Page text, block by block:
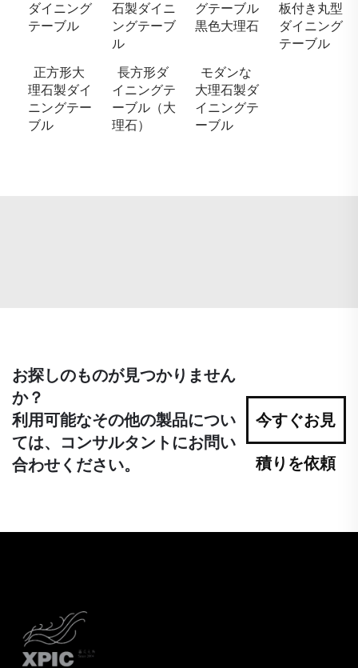
ダイニング
テーブル
石製ダイニ
ングテーブ
ル
グテーブル
黒色大理石
板付き丸型
ダイニング
テーブル
正方形大
理石製ダイ
ニングテー
ブル
長方形ダ
イニングテ
ーブル（大
理石）
モダンな
大理石製ダ
イニングテ
ーブル
お探しのものが見つかりません
か？
利用可能なその他の製品につい
ては、コンサルタントにお問い
合わせください。
今すぐお見
積りを依頼